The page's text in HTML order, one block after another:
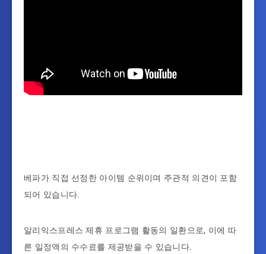
베파가 직접 선정한 아이템 순위이며 주관적 의견이 포함
되어 있습니다.
알리익스프레스 제휴 프로그램 활동의 일환으로, 이에 따
른 일정액의 수수료를 제공받을 수 있습니다.